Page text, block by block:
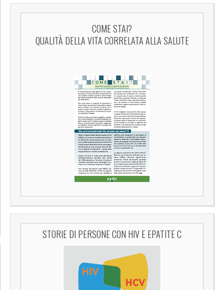
COME STAI?
QUALITÀ DELLA VITA CORRELATA ALLA SALUTE
STORIE DI PERSONE CON HIV E EPATITE C